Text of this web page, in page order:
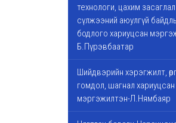
технологи, цахим засаглал
сүлжээний аюулгүй
бодлого хариуцсан
Б.Пүрэвбаатар
Шийдвэрийн хэрэгжилт,
гомдол, шагнал хариуцсан
мэргэжилтэн-Л.Нямбаяр